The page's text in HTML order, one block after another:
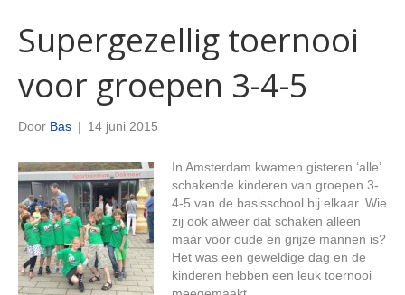
Supergezellig toernooi
voor groepen 3-4-5
Door Bas | 14 juni 2015
In Amsterdam kwamen gisteren ‘alle’
schakende kinderen van groepen 3-
4-5 van de basisschool bij elkaar. Wie
zij ook alweer dat schaken alleen
maar voor oude en grijze mannen is?
Het was een geweldige dag en de
kinderen hebben een leuk toernooi